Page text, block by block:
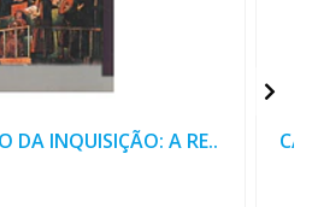
DA INQUISIÇÃO: A RE..